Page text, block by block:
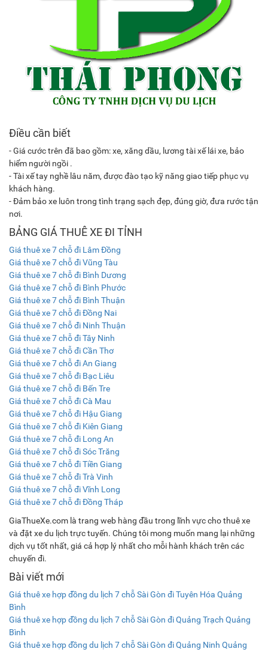
Điều cần biết
- Giá cước trên đã bao gồm: xe, xăng dầu, lương tài xế lái xe, bảo
hiểm người ngồi .
- Tài xế tay nghề lâu năm, được đào tạo kỹ năng giao tiếp phục vụ
khách hàng.
- Đảm bảo xe luôn trong tình trạng sạch đẹp, đúng giờ, đưa rước tận
nơi.
BẢNG GIÁ THUÊ XE ĐI TỈNH
Giá thuê xe 7 chỗ đi Lâm Đồng
Giá thuê xe 7 chỗ đi Vũng Tàu
Giá thuê xe 7 chỗ đi Bình Dương
Giá thuê xe 7 chỗ đi Bình Phước
Giá thuê xe 7 chỗ đi Bình Thuận
Giá thuê xe 7 chỗ đi Đồng Nai
Giá thuê xe 7 chỗ đi Ninh Thuận
Giá thuê xe 7 chỗ đi Tây Ninh
Giá thuê xe 7 chỗ đi Cần Thơ
Giá thuê xe 7 chỗ đi An Giang
Giá thuê xe 7 chỗ đi Bạc Liêu
Giá thuê xe 7 chỗ đi Bến Tre
Giá thuê xe 7 chỗ đi Cà Mau
Giá thuê xe 7 chỗ đi Hậu Giang
Giá thuê xe 7 chỗ đi Kiên Giang
Giá thuê xe 7 chỗ đi Long An
Giá thuê xe 7 chỗ đi Sóc Trăng
Giá thuê xe 7 chỗ đi Tiền Giang
Giá thuê xe 7 chỗ đi Trà Vinh
Giá thuê xe 7 chỗ đi Vĩnh Long
Giá thuê xe 7 chỗ đi Đồng Tháp
GiaThueXe.com là trang web hàng đầu trong lĩnh vực cho thuê xe
và đặt xe du lịch trực tuyến. Chúng tôi mong muốn mang lại những
dịch vụ tốt nhất, giá cả hợp lý nhất cho mỗi hành khách trên các
chuyến đi.
Bài viết mới
Giá thuê xe hợp đồng du lịch 7 chỗ Sài Gòn đi Tuyên Hóa Quảng
Bình
Giá thuê xe hợp đồng du lịch 7 chỗ Sài Gòn đi Quảng Trạch Quảng
Bình
Giá thuê xe hợp đồng du lịch 7 chỗ Sài Gòn đi Quảng Ninh Quảng